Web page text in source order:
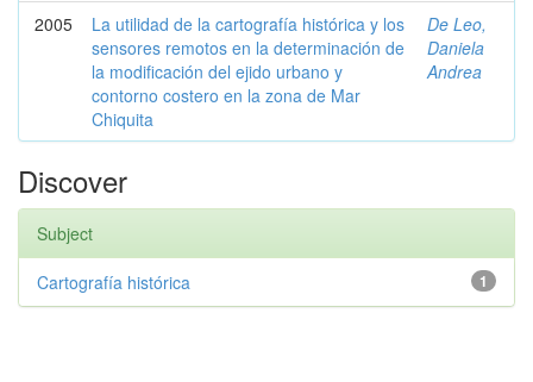
2005
La utilidad de la cartografía histórica y los
sensores remotos en la determinación de
la modificación del ejido urbano y
contorno costero en la zona de Mar
Chiquita
De Leo,
Daniela
Andrea
Discover
Subject
1
Cartografía histórica